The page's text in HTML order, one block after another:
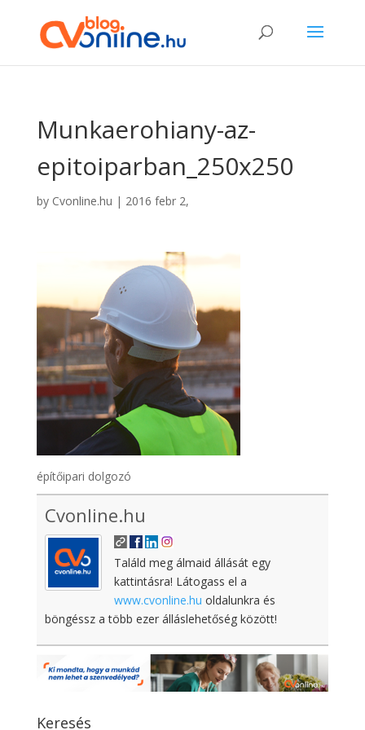
Munkaerohiany-az-
epitoiparban_250x250
by Cvonline.hu | 2016 febr 2,
építőipari dolgozó
Cvonline.hu
Találd meg álmaid állását egy
kattintásra! Látogass el a
www.cvonline.hu oldalunkra és
böngéssz a több ezer álláslehetőség között!
Keresés